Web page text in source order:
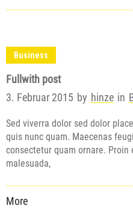
Business
Fullwith post
3. Februar 2015 by hinze in
Sed viverra dolor sed dolor
quis nunc quam. Maecenas
consectetur quam ornare.
malesuada,
More